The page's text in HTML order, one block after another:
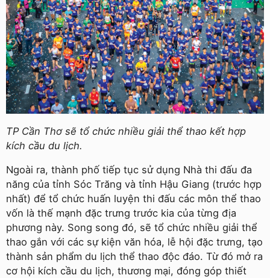
TP Cần Thơ sẽ tổ chức nhiều giải thể thao kết hợp
kích cầu du lịch.
Ngoài ra, thành phố tiếp tục sử dụng Nhà thi đấu đa
năng của tỉnh Sóc Trăng và tỉnh Hậu Giang (trước hợp
nhất) để tổ chức huấn luyện thi đấu các môn thể thao
vốn là thế mạnh đặc trưng trước kia của từng địa
phương này. Song song đó, sẽ tổ chức nhiều giải thể
thao gắn với các sự kiện văn hóa, lễ hội đặc trưng, tạo
thành sản phẩm du lịch thể thao độc đáo. Từ đó mở ra
cơ hội kích cầu du lịch, thương mại, đóng góp thiết